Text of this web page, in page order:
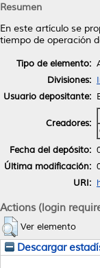
Resumen
En este artículo se
tiempo de operación
Tipo de elemento:
Divisiones:
Usuario depositante:
Creadores:
Fecha del depósito:
Última modificación:
URI:
Actions (login
Ver elemento
Descargar